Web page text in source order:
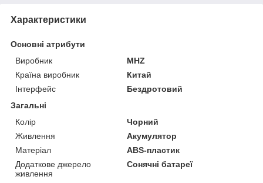
Характеристики
Основні атрибути
Виробник
MHZ
Країна виробник
Китай
Інтерфейс
Бездротовий
Загальні
Колір
Чорний
Живлення
Акумулятор
Матеріал
ABS-пластик
Додаткове джерело
живлення
Сонячні батареї